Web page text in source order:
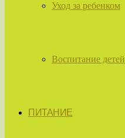
Уход за ребенком
Воспитание детей
ПИТАНИЕ